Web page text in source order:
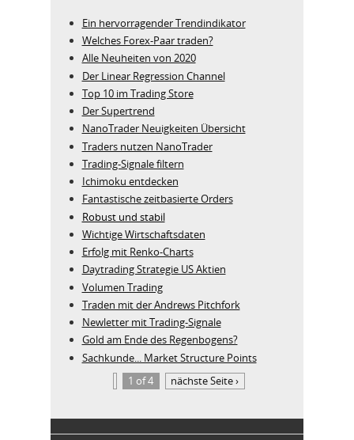
Ein hervorragender Trendindikator
Welches Forex-Paar traden?
Alle Neuheiten von 2020
Der Linear Regression Channel
Top 10 im Trading Store
Der Supertrend
NanoTrader Neuigkeiten Übersicht
Traders nutzen NanoTrader
Trading-Signale filtern
Ichimoku entdecken
Fantastische zeitbasierte Orders
Robust und stabil
Wichtige Wirtschaftsdaten
Erfolg mit Renko-Charts
Daytrading Strategie US Aktien
Volumen Trading
Traden mit der Andrews Pitchfork
Newletter mit Trading-Signale
Gold am Ende des Regenbogens?
Sachkunde... Market Structure Points
1 of 4
nächste Seite ›